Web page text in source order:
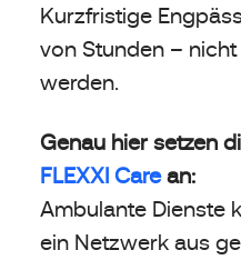
Kurzfristige
von Stunden –
werden.
Genau hier setzen
FLEXXI Carean:
Ambulante Dienste
ein Netzwerk aus